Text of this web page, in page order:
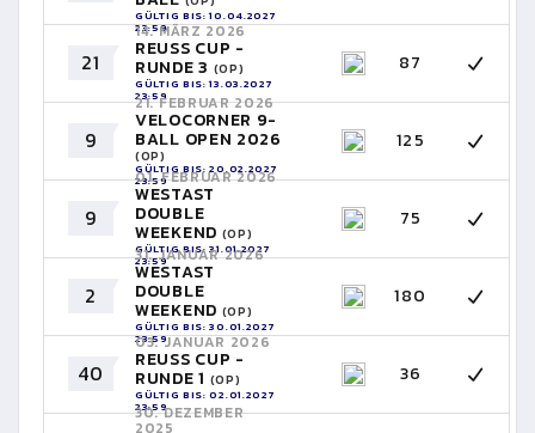
GÜLTIG BIS: 10.04.2027
23:59
21
14. MÄRZ 2026
REUSS CUP -
RUNDE 3 (OP)
GÜLTIG BIS: 13.03.2027
23:59
87
9
21. FEBRUAR 2026
VELOCORNER 9-
BALL OPEN 2026
(OP)
GÜLTIG BIS: 20.02.2027
23:59
125
9
01. FEBRUAR 2026
WESTAST
DOUBLE
WEEKEND (OP)
GÜLTIG BIS: 31.01.2027
23:59
75
2
31. JANUAR 2026
WESTAST
DOUBLE
WEEKEND (OP)
GÜLTIG BIS: 30.01.2027
23:59
180
40
03. JANUAR 2026
REUSS CUP -
RUNDE 1 (OP)
GÜLTIG BIS: 02.01.2027
23:59
36
30. DEZEMBER
2025